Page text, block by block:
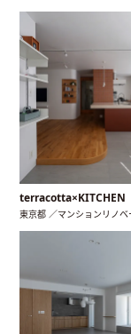
terracotta×KITCHEN
東京都 ／マンションリノベ